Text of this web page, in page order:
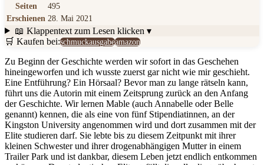
Seiten
495
Erschienen 28. Mai 2021
📖 Klappentext zum Lesen klicken ▾
🛒 Kaufen bei:schmuckausgabeamazon
Zu Beginn der Geschichte werden wir sofort in das Geschehen
hineingeworfen und ich wusste zuerst gar nicht wie mir geschieht.
Eine Entführung? Ein Hörsaal? Bevor man zu lange rätseln kann,
führt uns die Autorin mit einem Zeitsprung zurück an den Anfang
der Geschichte. Wir lernen Mable (auch Annabelle oder Belle
genannt) kennen, die als eine von fünf Stipendiatinnen, an der
Kingston University angenommen wird und dort zusammen mit der
Elite studieren darf. Sie lebte bis zu diesem Zeitpunkt mit ihrer
kleinen Schwester und ihrer drogenabhängigen Mutter in einem
Trailer Park und ist dankbar, diesem Leben jetzt endlich entkommen